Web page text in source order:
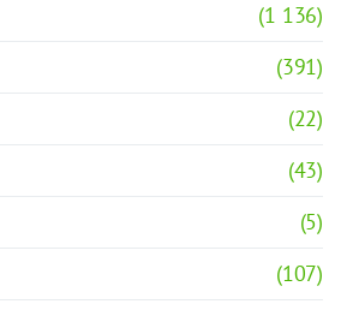
(1 136)
(391)
(22)
(43)
(5)
(107)